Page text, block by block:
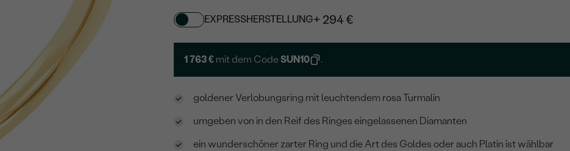
EXPRESSHERSTELLUNG+ 294 €
1 763 € mit dem CodeSUN10 .
goldener Verlobungsring mit leuchtendem rosa Turmalin
umgeben von in den Reif des Ringes eingelassenen Diamanten
ein wunderschöner zarter Ring und die Art des Goldes oder auch Platin ist wählbar